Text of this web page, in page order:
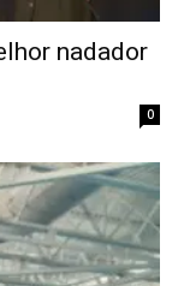
nadador
0